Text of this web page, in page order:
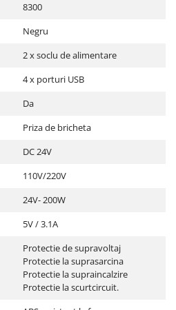
8300
Negru
2 x soclu de alimentare
4 x porturi USB
Da
Priza de bricheta
DC 24V
110V/220V
24V- 200W
5V / 3.1A
Protectie de supravoltaj
Protectie la suprasarcina
Protectie la supraincalzire
Protectie la scurtcircuit.